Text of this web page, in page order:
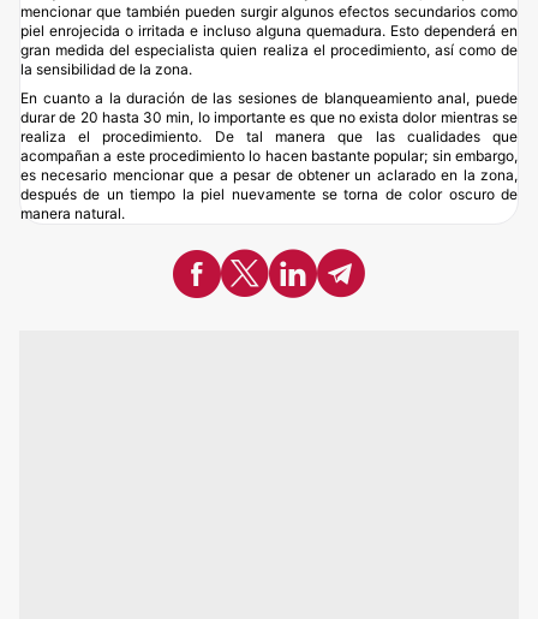
mencionar que también pueden surgir algunos efectos secundarios como
piel enrojecida o irritada e incluso alguna quemadura. Esto dependerá en
gran medida del especialista quien realiza el procedimiento, así como de
la sensibilidad de la zona.
En cuanto a la duración de las sesiones de blanqueamiento anal, puede
durar de 20 hasta 30 min, lo importante es que no exista dolor mientras se
realiza el procedimiento. De tal manera que las cualidades que
acompañan a este procedimiento lo hacen bastante popular; sin embargo,
es necesario mencionar que a pesar de obtener un aclarado en la zona,
después de un tiempo la piel nuevamente se torna de color oscuro de
manera natural.